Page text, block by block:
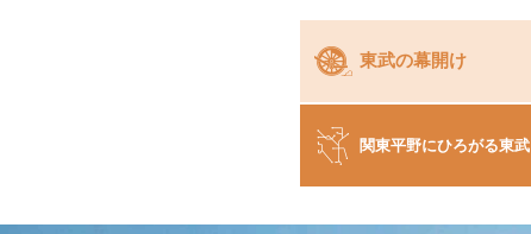
東武の幕開け
関東平野にひろがる東武